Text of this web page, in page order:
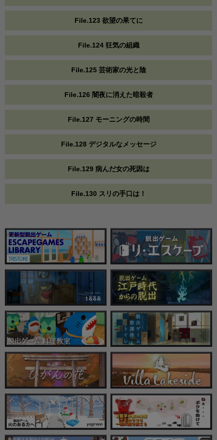
File.123 欲望の果てに
File.124 狂気の組織
File.125 芸術家の光と陰
File.126 闇夜に消えた暗殺者
File.127 モーニングの時間
File.128 デジタルなメッセージ
File.129 病んだ女の死因は
File.130 スリの手口は！